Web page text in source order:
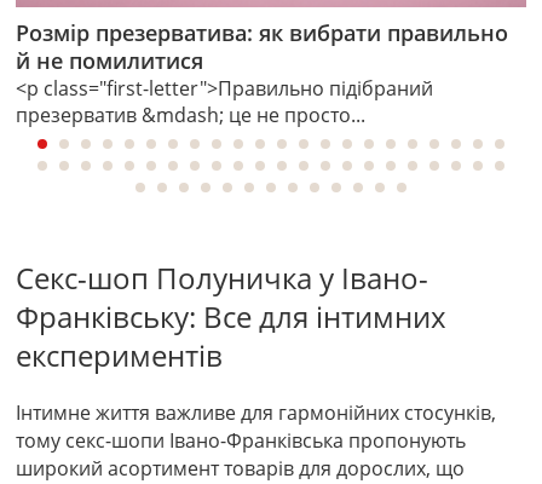
Розмір презерватива: як вибрати правильно
й не помилитися
<p class="first-letter">Правильно підібраний
презерватив &mdash; це не просто...
Секс-шоп Полуничка у Івано-
Франківську: Все для інтимних
експериментів
Інтимне життя важливе для гармонійних стосунків,
тому секс-шопи Івано-Франківська пропонують
широкий асортимент товарів для дорослих, що